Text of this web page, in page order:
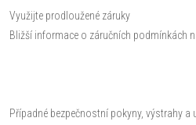
Využijte prodloužené záruky
Bližší informace o záručních podmínkách
Případné bezpečnostní pokyny, výstrahy